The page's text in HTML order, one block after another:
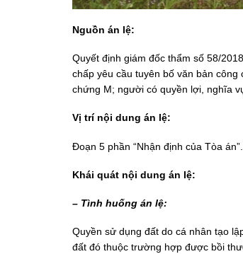
Nguồn án lệ:
Quyết định giám đốc thẩm số 58/
chấp yêu cầu tuyên bố văn bản
chứng M; người có quyền lợi, nghĩa
Vị trí nội dung án lệ:
Đoạn 5 phần “Nhận định của Tòa án”.
Khái quát nội dung án lệ:
– Tình huống án lệ:
Quyền sử dụng đất do cá nhân tạo
đất đó thuộc trường hợp được bồi